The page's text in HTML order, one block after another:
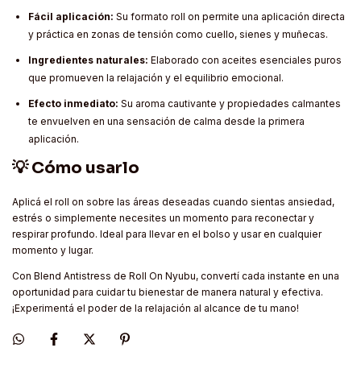
Fácil aplicación: Su formato roll on permite una aplicación directa
y práctica en zonas de tensión como cuello, sienes y muñecas.
Ingredientes naturales: Elaborado con aceites esenciales puros
que promueven la relajación y el equilibrio emocional.
Efecto inmediato: Su aroma cautivante y propiedades calmantes
te envuelven en una sensación de calma desde la primera
aplicación.
💡 Cómo usarlo
Aplicá el roll on sobre las áreas deseadas cuando sientas ansiedad,
estrés o simplemente necesites un momento para reconectar y
respirar profundo. Ideal para llevar en el bolso y usar en cualquier
momento y lugar.
Con Blend Antistress de Roll On Nyubu, convertí cada instante en una
oportunidad para cuidar tu bienestar de manera natural y efectiva.
¡Experimentá el poder de la relajación al alcance de tu mano!